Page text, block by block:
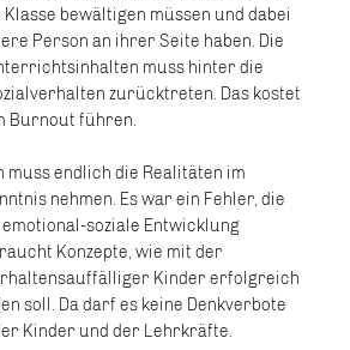
bewältigen müssen und dabei
Person an ihrer Seite haben. Die
muss hinter die
zurücktreten. Das kostet
Burnout führen.
muss endlich die Realitäten im
nehmen. Es war ein Fehler, die
soziale Entwicklung
Konzepte, wie mit der
Kinder erfolgreich
soll. Da darf es keine Denkverbote
Kinder und der Lehrkräfte.